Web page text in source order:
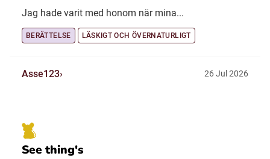
Jag hade varit med honom när mina...
BERÄTTELSE LÄSKIGT OCH ÖVERNATURLIGT
Asse123 26 Jul 2026
See thing's